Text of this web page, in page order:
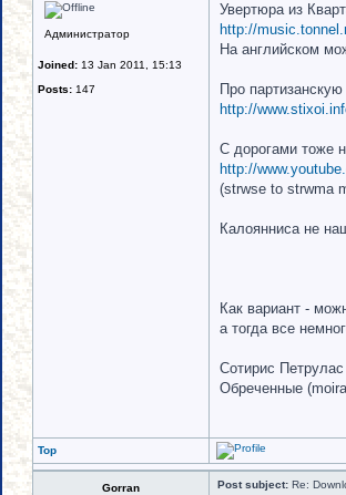
Администратор
Joined: 13 Jan 2011, 15:13
Posts: 147
Увертюра из
http://
На английском
Про
http://
С дорогами тоже
http://
(strwse to strwma
Калоянниса не
Как вариант -
а тогда все
Сотирис
Обреченные
Top
Gorran Post subject: Re: